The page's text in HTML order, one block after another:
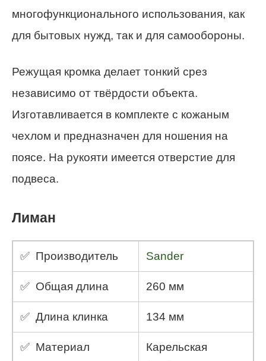
многофункционального использования, как
для бытовых нужд, так и для самообороны.
Режущая кромка делает тонкий срез
независимо от твёрдости объекта.
Изготавливается в комплекте с кожаным
чехлом и предназначен для ношения на
поясе. На рукояти имеется отверстие для
подвеса.
Лиман
✅ Производитель Sander
✅ Общая длина 260 мм
✅ Длина клинка 134 мм
✅ Материал
Карельская